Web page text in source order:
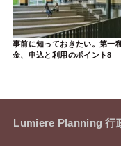
事前に知っておきたい。第一
金、申込と利用のポイント8
Lumiere Planning 行